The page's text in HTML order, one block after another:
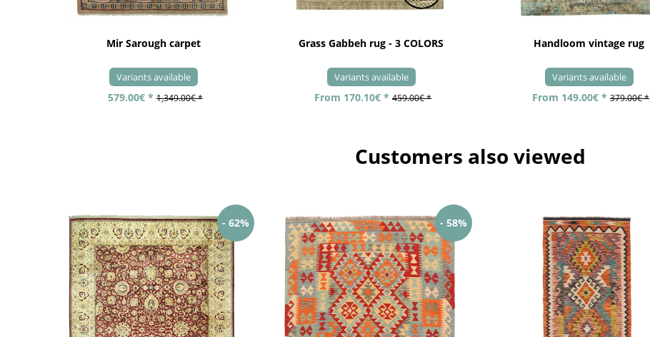
Mir Sarough carpet
Variants available
579.00€ * 1,349.00€ *
Grass Gabbeh rug - 3 COLORS
Variants available
From 170.10€ * 459.00€ *
Handloom vintage rug
Variants available
From 149.00€ * 379.00€ *
Customers also viewed
- 62% - 58%